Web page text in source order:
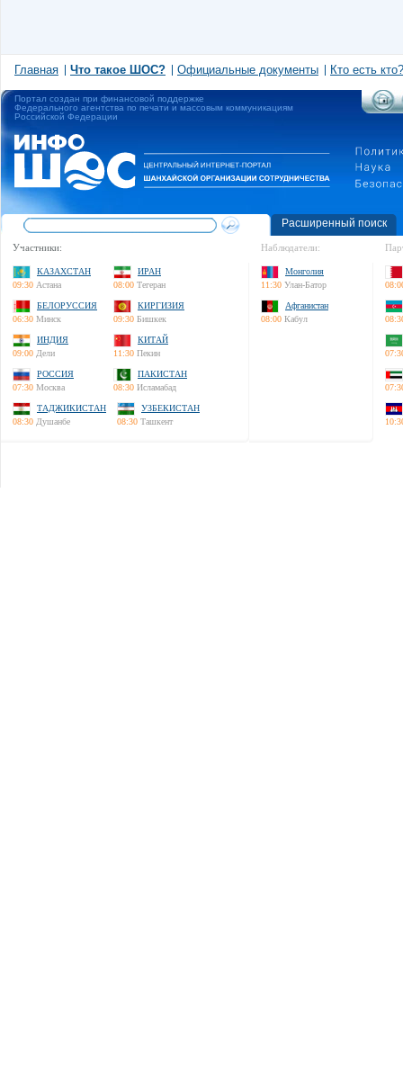
Главная Что такое ШОС? Официальные документы Кто есть кто?
Портал создан при финансовой поддержке
Федерального агентства по печати и массовым коммуникациям
Российской Федерации
Расширенный поиск
Участники:
КАЗАХСТАН
09:30 Астана
ИРАН
08:00 Тегеран
БЕЛОРУССИЯ
06:30 Минск
КИРГИЗИЯ
09:30 Бишкек
ИНДИЯ
09:00 Дели
КИТАЙ
11:30 Пекин
РОССИЯ
07:30 Москва
ПАКИСТАН
08:30 Исламабад
ТАДЖИКИСТАН
08:30 Душанбе
УЗБЕКИСТАН
08:30 Ташкент
Наблюдатели:
Монголия
11:30 Улан-Батор
Афганистан
08:00 Кабул